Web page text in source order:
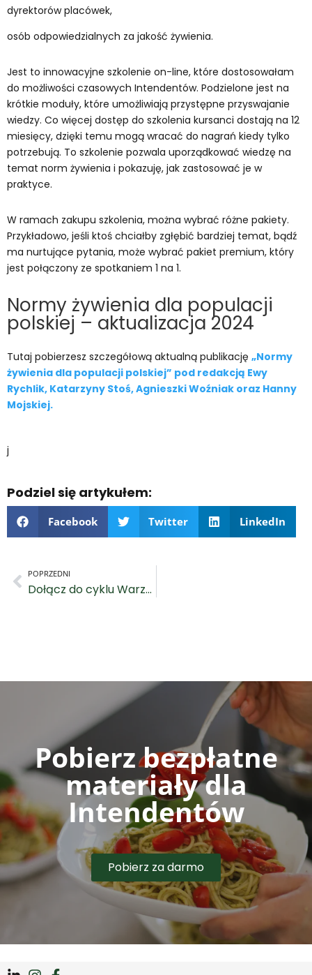
dyrektorów placówek,
osób odpowiedzialnych za jakość żywienia.
Jest to innowacyjne szkolenie on-line, które dostosowałam
do możliwości czasowych Intendentów. Podzielone jest na
krótkie moduły, które umożliwiają przystępne przyswajanie
wiedzy. Co więcej dostęp do szkolenia kursanci dostają na 12
miesięcy, dzięki temu mogą wracać do nagrań kiedy tylko
potrzebują. To szkolenie pozwala uporządkować wiedzę na
temat norm żywienia i pokazuję, jak zastosować je w
praktyce.
W ramach zakupu szkolenia, można wybrać różne pakiety.
Przykładowo, jeśli ktoś chciałby zgłębić bardziej temat, bądź
ma nurtujące pytania, może wybrać pakiet premium, który
jest połączony ze spotkaniem 1 na 1.
Normy żywienia dla populacji
polskiej – aktualizacja 2024
Tutaj pobierzesz szczegółową aktualną publikację „Normy
żywienia dla populacji polskiej” pod redakcją Ewy
Rychlik, Katarzyny Stoś, Agnieszki Woźniak oraz Hanny
Mojskiej.
j
Podziel się artykułem:
Facebook Twitter LinkedIn
POPRZEDNI
Dołącz do cyklu Warzywa Sezonowe
Pobierz bezpłatne
materiały dla
Intendentów
Pobierz za darmo